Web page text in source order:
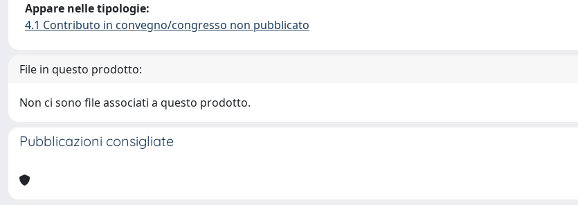
Appare nelle tipologie:
4.1 Contributo in convegno/congresso non pubblicato
File in questo prodotto:
Non ci sono file associati a questo prodotto.
Pubblicazioni consigliate